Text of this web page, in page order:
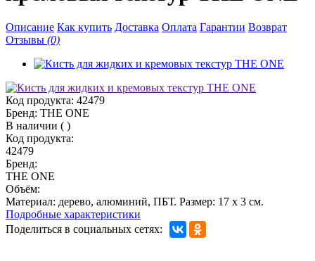
Описание Как купить Доставка Оплата Гарантии Возврат
Отзывы (0)
Код продукта: 42479
Бренд: THE ONE
В наличии ( )
Код продукта:
42479
Бренд:
THE ONE
Объём:
Материал: дерево, алюминий, ПБТ. Размер: 17 х 3 см.
Подробные характеристики
Поделиться в социальных сетях: